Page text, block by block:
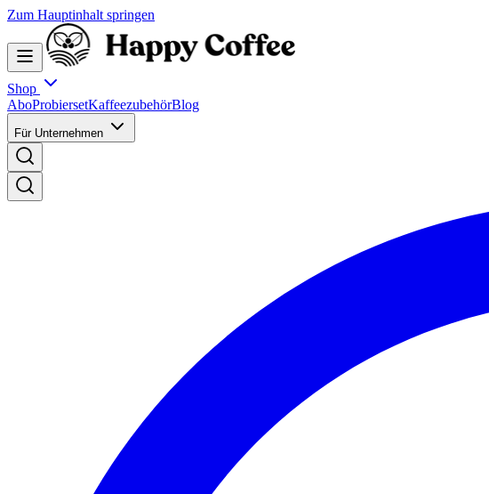
Zum Hauptinhalt springen
Shop
AboProbiersetKaffeezubehörBlog
Für Unternehmen